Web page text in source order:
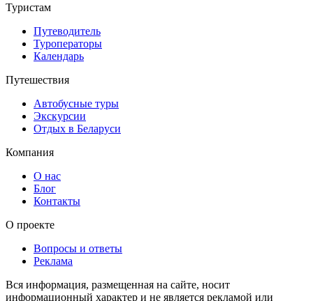
Туристам
Путеводитель
Туроператоры
Календарь
Путешествия
Автобусные туры
Экскурсии
Отдых в Беларуси
Компания
О нас
Блог
Контакты
О проекте
Вопросы и ответы
Реклама
Вся информация, размещенная на сайте, носит
информационный характер и не является рекламой или